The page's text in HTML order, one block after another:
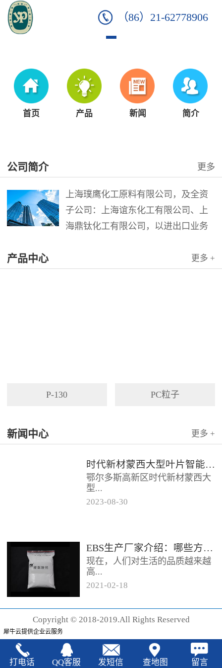
（86）21-62778906
首页 产品 新闻 简介
公司简介 更多
上海璞鹰化工原料有限公司，及全资
子公司：上海谊东化工有限公司、上
海鼎钛化工有限公司，以进出口业务
品。公司以其灵活的市场对策和创造
产品中心 更多 +
P-130 PC粒子
新闻中心 更多 +
时代新材蒙西大型叶片智能制造基地项目开工
鄂尔多斯高新区时代新材蒙西大
型...
分为...
2023-08-30
EBS生产厂家‍介绍：哪些方法可以验证EBS的润滑效果
现在，人们对生活的品质越来越
高...
声也越来越强烈，很多厂家在利
2021-02-18
Copyright © 2018-2019.All Rights Reserved
犀牛云提供企业云服务
打电话 QQ客服 发短信 查地图 留言